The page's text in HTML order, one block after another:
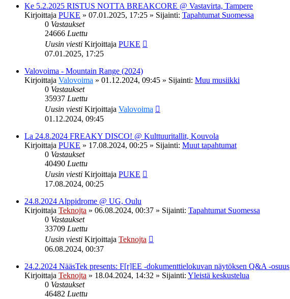
Ke 5.2.2025 RISTUS NOTTA BREAKCORE @ Vastavirta, Tampere
Kirjoittaja PUKE » 07.01.2025, 17:25 » Sijainti: Tapahtumat Suomessa
0 Vastaukset
24666 Luettu
Uusin viesti Kirjoittaja PUKE
07.01.2025, 17:25
Valovoima - Mountain Range (2024)
Kirjoittaja Valovoima » 01.12.2024, 09:45 » Sijainti: Muu musiikki
0 Vastaukset
35937 Luettu
Uusin viesti Kirjoittaja Valovoima
01.12.2024, 09:45
La 24.8.2024 FREAKY DISCO! @ Kulttuuritallit, Kouvola
Kirjoittaja PUKE » 17.08.2024, 00:25 » Sijainti: Muut tapahtumat
0 Vastaukset
40490 Luettu
Uusin viesti Kirjoittaja PUKE
17.08.2024, 00:25
24.8.2024 Alppidrome @ UG, Oulu
Kirjoittaja Teknojta » 06.08.2024, 00:37 » Sijainti: Tapahtumat Suomessa
0 Vastaukset
33709 Luettu
Uusin viesti Kirjoittaja Teknojta
06.08.2024, 00:37
24.2.2024 NääsTek presents: F[r]EE -dokumenttielokuvan näytöksen Q&A -osuus
Kirjoittaja Teknojta » 18.04.2024, 14:32 » Sijainti: Yleistä keskustelua
0 Vastaukset
46482 Luettu